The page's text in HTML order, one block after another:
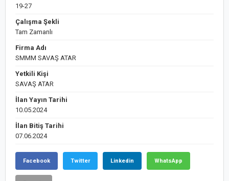
19-27
Çalışma Şekli
Tam Zamanlı
Firma Adı
SMMM SAVAŞ ATAR
Yetkili Kişi
SAVAŞ ATAR
İlan Yayın Tarihi
10.05.2024
İlan Bitiş Tarihi
07.06.2024
Facebook Twitter Linkedin WhatsApp